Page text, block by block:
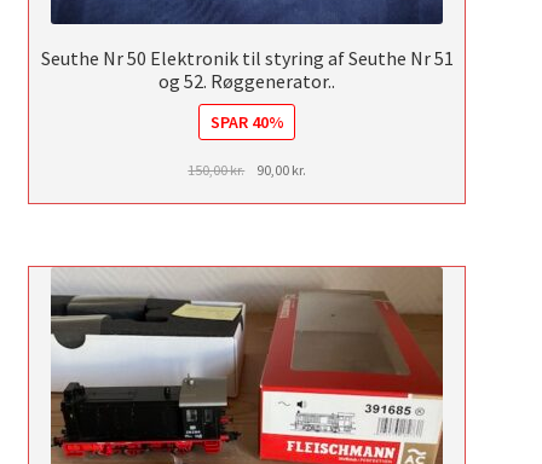
Seuthe Nr 50 Elektronik til styring af Seuthe Nr 51
og 52. Røggenerator..
SPAR 40%
150,00kr. Den
90,00 kr.